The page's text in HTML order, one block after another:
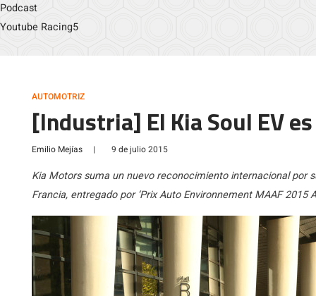
Podcast
Youtube Racing5
AUTOMOTRIZ
[Industria] El Kia Soul EV
Emilio Mejías | 9 de julio 2015
Kia Motors suma un nuevo reconocimiento internacional por
Francia, entregado por ‘Prix Auto Environnement MAAF 2015